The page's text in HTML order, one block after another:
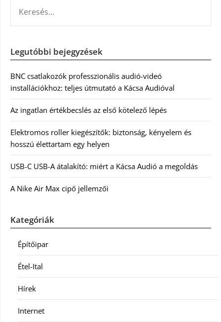
Legutóbbi bejegyzések
BNC csatlakozók professzionális audió-videó
installációkhoz: teljes útmutató a Kácsa Audióval
Az ingatlan értékbecslés az első kötelező lépés
Elektromos roller kiegészítők: biztonság, kényelem és
hosszú élettartam egy helyen
USB-C USB-A átalakító: miért a Kácsa Audió a megoldás
A Nike Air Max cipő jellemzői
Kategóriák
Építőipar
Étel-Ital
Hírek
Internet